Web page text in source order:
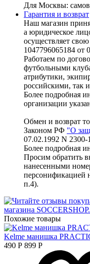
Для Москвы:
Гарантия и возврат
Наш магазин
а юридическое
осуществляет
1047796065184 от
Работаем по
футбольными
атрибутики,
российскими, так
Более подробная
организации
Обмен и возврат
Законом РФ "О
07.02.1992 N 2300-
Более подробная
Просим обратить
нанесенными
персонификацией
п.4).
Похожие товары
Kelme манишка
490 Р 899 Р